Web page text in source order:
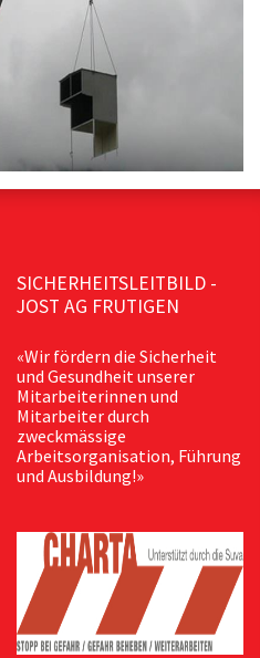
SICHERHEITSLEITBILD -
JOST AG FRUTIGEN
«Wir fördern die Sicherheit
und Gesundheit unserer
Mitarbeiterinnen und
Mitarbeiter durch
zweckmässige
Arbeitsorganisation, Führung
und Ausbildung!»